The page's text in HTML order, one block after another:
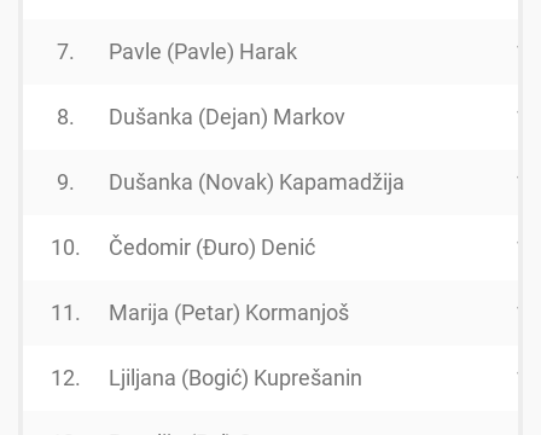
7. Pavle (Pavle) Harak
8. Dušanka (Dejan) Markov
9. Dušanka (Novak) Kapamadžija
10. Čedomir (Đuro) Denić
11. Marija (Petar) Kormanjoš
12. Ljiljana (Bogić) Kuprešanin